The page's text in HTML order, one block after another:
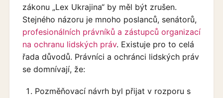
zákonu „Lex Ukrajina“ by měl být zrušen.
Stejného názoru je mnoho poslanců, senátorů,
profesionálních právníků a zástupců organizací
na ochranu lidských práv. Existuje pro to celá
řada důvodů. Právníci a ochránci lidských práv
se domnívají, že:
Pozměňovací návrh byl přijat v rozporu s